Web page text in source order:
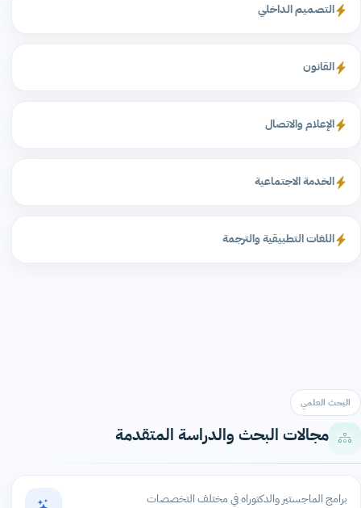
التصميم الداخلي
القانون
الإعلام والاتصال
الخدمة الاجتماعية
اللغات التطبيقية والترجمة
البحث العلمي
مجالات البحث والدراسة المتقدمة
برامج الماجستير والدكتوراه في مختلف التخصصات